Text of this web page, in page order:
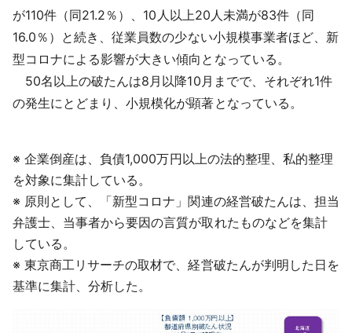
が110件（同21.2％）、10人以上20人未満が83件（同
16.0％）と続き、従業員数の少ない小規模事業者ほど、新
型コロナによる影響が大きい傾向となっている。
50名以上の破たんは8月以降10月までで、それぞれ1件
の発生にとどまり、小規模化が顕著となっている。
※ 企業倒産は、負債1,000万円以上の法的整理、私的整理
を対象に集計している。
※ 原則として、「新型コロナ」関連の経営破たんは、担当
弁護士、当事者から要因の言質が取れたものなどを集計
している。
※ 東京商工リサーチの取材で、経営破たんが判明した日を
基準に集計、分析した。